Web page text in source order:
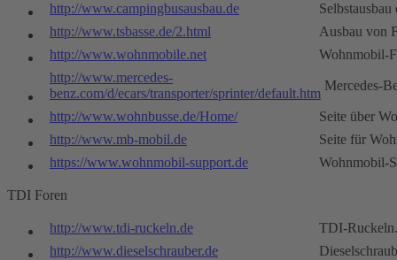
http://www.campingbusausbau.de
Selbstausbau
http://www.tsbasse.de/2.html
Ausbau von
http://www.wohnmobile.net
Wohnmobil-
http://www.mercedes-
benz.com/d/ecars/transporter/sprinter/default.htm
Mercedes-
http://www.wohnbusse.de/Home/
Seite über
http://www.mb-mobil.de
Seite für
https://www.wohnmobil-support.de
Wohnmobil-
TDI Foren
http://www.tdi-ruckeln.de
TDI-
http://www.dieselschrauber.de